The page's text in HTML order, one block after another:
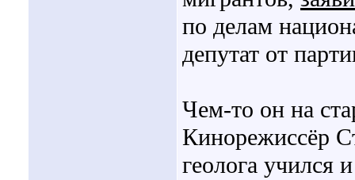
по делам
депутат от
Чем-то он на
Кинорежиссёр
геолога учился